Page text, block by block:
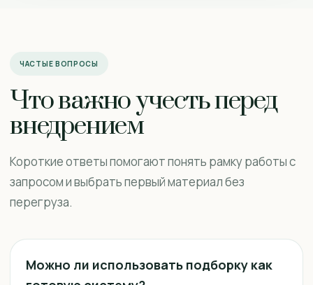
ЧАСТЫЕ ВОПРОСЫ
Что важно учесть перед
внедрением
Короткие ответы помогают понять рамку работы с
запросом и выбрать первый материал без
перегруза.
Можно ли использовать подборку как